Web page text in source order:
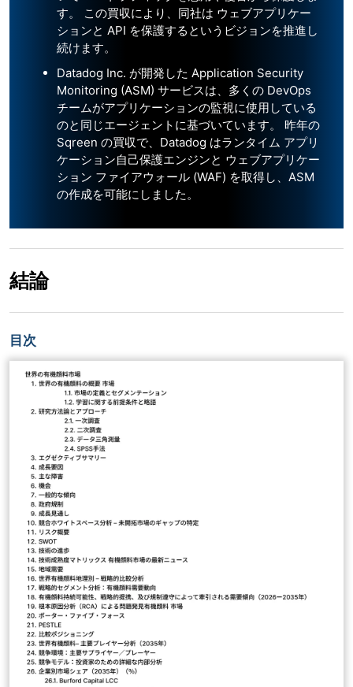
す。 この買収により、同社は ウェブアプリケー
ションと API を保護するというビジョンを推進し
続けます。
Datadog Inc. が開発した Application Security
Monitoring (ASM) サービスは、多くの DevOps
チームがアプリケーションの監視に使用している
のと同じエージェントに基づいています。 昨年の
Sqreen の買収で、Datadog はランタイム アプリ
ケーション自己保護エンジンと ウェブアプリケー
ション ファイアウォール (WAF) を取得し、ASM
の作成を可能にしました。
結論
目次